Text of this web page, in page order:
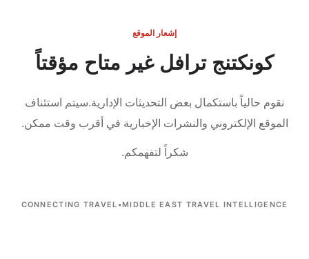
إشعار الموقع
كونكتنج ترافل غير متاح مؤقتاً
نقوم حالياً باستكمال بعض التحديثات الإدارية.سيتم استئناف
الموقع الإلكتروني والنشرات الإخبارية في أقرب وقت ممكن.
شكراً لتفهمكم.
CONNECTING TRAVEL •MIDDLE EAST TRAVEL INTELLIGENCE